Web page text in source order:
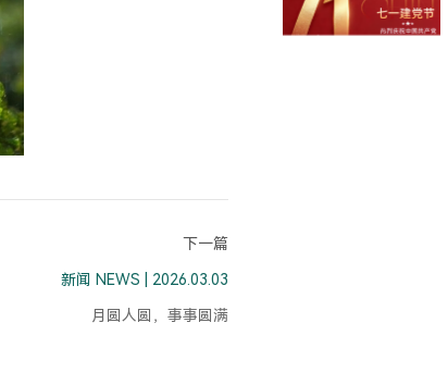
下一篇
新闻 NEWS | 2026.03.03
月圆人圆，事事圆满